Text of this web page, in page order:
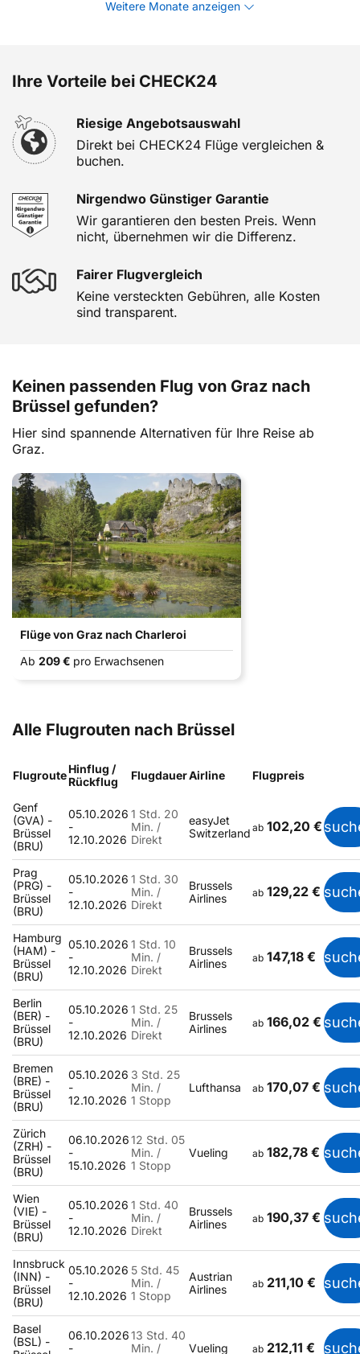
Weitere Monate anzeigen
Ihre Vorteile bei CHECK24
Riesige Angebotsauswahl
Direkt bei CHECK24 Flüge vergleichen &
buchen.
Nirgendwo Günstiger Garantie
Wir garantieren den besten Preis. Wenn
nicht, übernehmen wir die Differenz.
Fairer Flugvergleich
Keine versteckten Gebühren, alle Kosten
sind transparent.
Keinen passenden Flug von Graz nach
Brüssel gefunden?
Hier sind spannende Alternativen für Ihre Reise ab
Graz.
Flüge von Graz nach Charleroi
Ab 209 € pro Erwachsenen
Alle Flugrouten nach Brüssel
FlugrouteHinflug /
Rückflug
FlugdauerAirline Flugpreis
Genf
(GVA) -
Brüssel
(BRU)
05.10.2026
-
12.10.2026
1 Std. 20
Min. /
Direkt
easyJet
Switzerland ab 102,20 €
Prag
(PRG) -
Brüssel
(BRU)
05.10.2026
-
12.10.2026
1 Std. 30
Min. /
Direkt
Brussels
Airlines
ab 129,22 €
Hamburg
(HAM) -
Brüssel
(BRU)
05.10.2026
-
12.10.2026
1 Std. 10
Min. /
Direkt
Brussels
Airlines
ab 147,18 €
Berlin
(BER) -
Brüssel
(BRU)
05.10.2026
-
12.10.2026
1 Std. 25
Min. /
Direkt
Brussels
Airlines
ab 166,02 €
Bremen
(BRE) -
Brüssel
(BRU)
05.10.2026
-
12.10.2026
3 Std. 25
Min. /
1 Stopp
Lufthansa ab 170,07 €
Zürich
(ZRH) -
Brüssel
(BRU)
06.10.2026
-
15.10.2026
12 Std. 05
Min. /
1 Stopp
Vueling ab 182,78 €
Wien
(VIE) -
Brüssel
(BRU)
05.10.2026
-
12.10.2026
1 Std. 40
Min. /
Direkt
Brussels
Airlines
ab 190,37 €
Innsbruck
(INN) -
Brüssel
(BRU)
05.10.2026
-
12.10.2026
5 Std. 45
Min. /
1 Stopp
Austrian
Airlines
ab 211,10 €
Basel
(BSL) -
06.10.2026
-
13 Std. 40
Min. /
Vueling ab 212,11 €